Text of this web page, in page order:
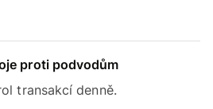
proti podvodům
transakcí denně.